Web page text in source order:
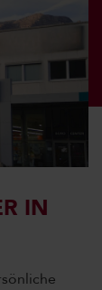
IN